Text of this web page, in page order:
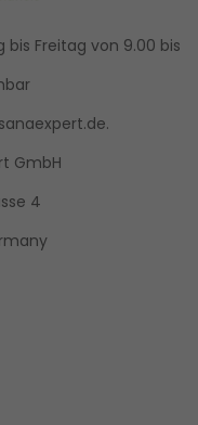
bis Freitag von 9.00 bis
GmbH
4